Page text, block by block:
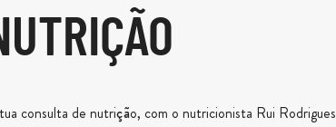
consulta de nutrição, com o nutricionista Rui Rodrigues